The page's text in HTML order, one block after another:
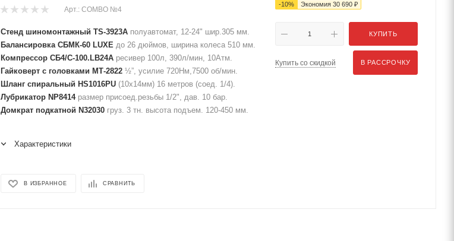
Арт.: COMBO №4
Стенд шиномонтажный TS-3923A полуавтомат, 12-24" шир.305 мм.
Балансировка СБМК-60 LUXE до 26 дюймов, ширина колеса 510 мм.
Компрессор СБ4/С-100.LB24A ресивер 100л, 390л/мин, 10Атм.
Гайковерт с головками МТ-2822 ½”, усилие 720Нм,7500 об/мин.
Шланг спиральный HS1016PU (10х14мм) 16 метров (соед. 1/4).
Лубрикатор NP8414размер присоед.резьбы 1/2", дав. 10 бар.
Домкрат подкатной N32030 груз. 3 тн. высота подъем. 120-450 мм.
Характеристики
В ИЗБРАННОЕ СРАВНИТЬ
-10% Экономия 30 690 ₽
КУПИТЬ
Купить со скидкой В РАССРОЧКУ